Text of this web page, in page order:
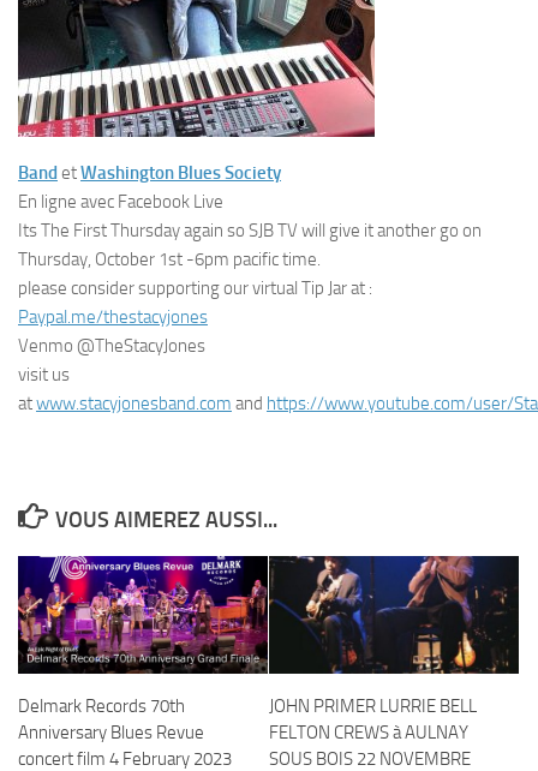
Band etWashington Blues Society
En ligne avec Facebook Live
Its The First Thursday again so SJB TV will give it another go on
Thursday, October 1st -6pm pacific time.
please consider supporting our virtual Tip Jar at :
Paypal.me/thestacyjones
Venmo @TheStacyJones
visit us
atwww.stacyjonesband.com and https://www.youtube.com/user/
VOUS AIMEREZ AUSSI...
Delmark Records 70th
Anniversary Blues Revue
concert film 4 February 2023
JOHN PRIMER LURRIE BELL
FELTON CREWS à AULNAY
SOUS BOIS 22 NOVEMBRE